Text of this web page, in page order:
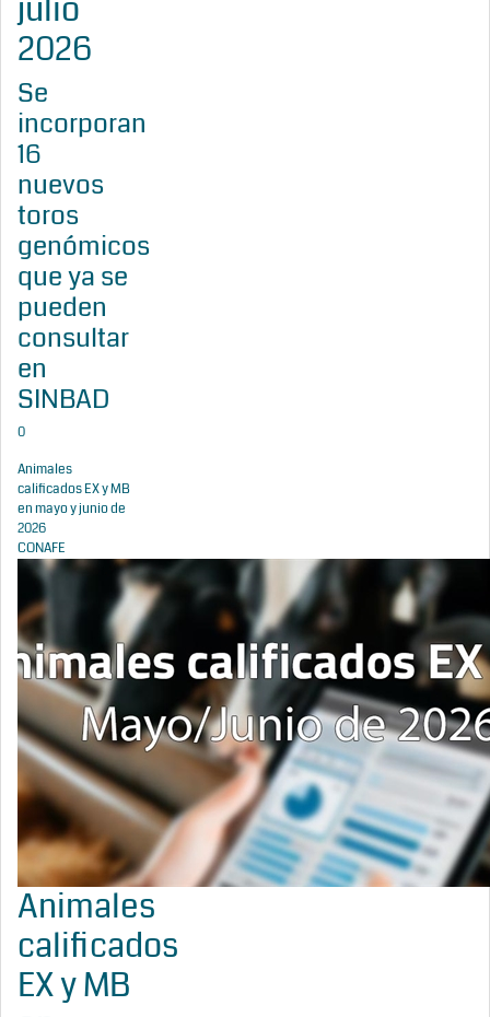
julio
2026
Se
incorporan
16
nuevos
toros
genómicos
que ya se
pueden
consultar
en
SINBAD
0
Animales
calificados EX y MB
en mayo y junio de
2026
CONAFE
Animales
calificados
EX y MB